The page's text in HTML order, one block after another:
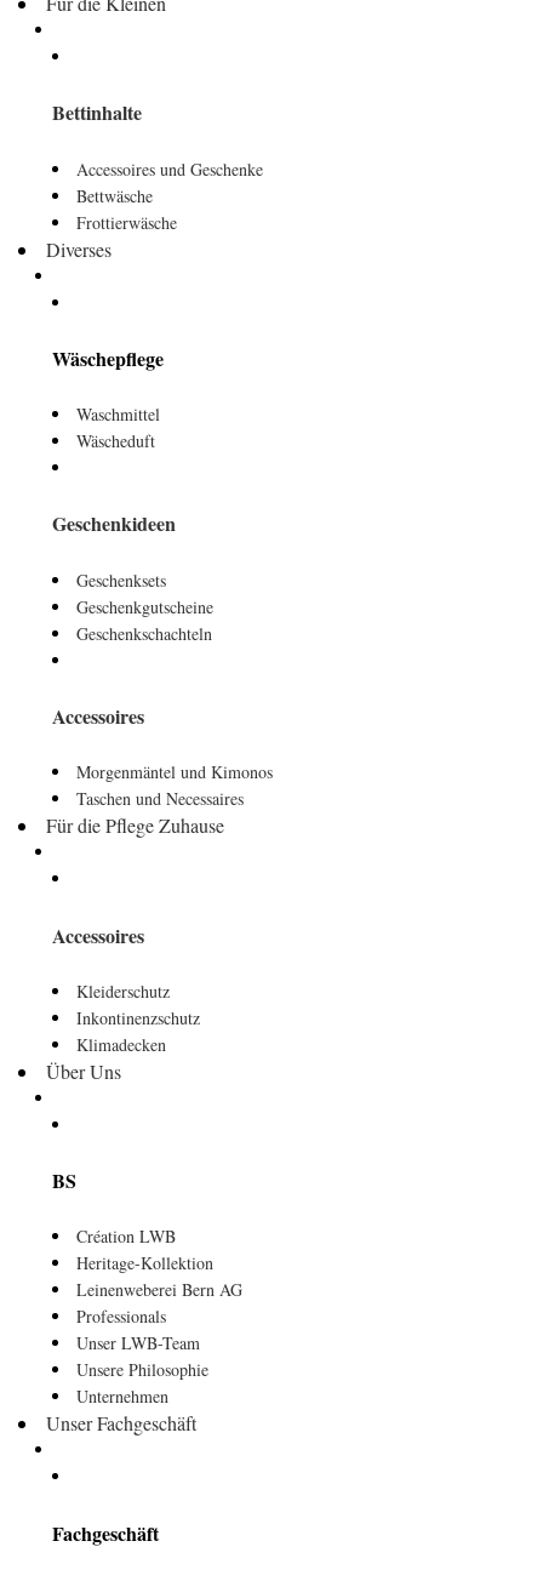
Bettinhalte
Accessoires und Geschenke
Bettwäsche
Frottierwäsche
Diverses
Wäschepflege
Waschmittel
Wäscheduft
Geschenkideen
Geschenksets
Geschenkgutscheine
Geschenkschachteln
Accessoires
Morgenmäntel und Kimonos
Taschen und Necessaires
Für die Pflege Zuhause
Accessoires
Kleiderschutz
Inkontinenzschutz
Klimadecken
Über Uns
BS
Création LWB
Heritage-Kollektion
Leinenweberei Bern AG
Professionals
Unser LWB-Team
Unsere Philosophie
Unternehmen
Unser Fachgeschäft
Fachgeschäft